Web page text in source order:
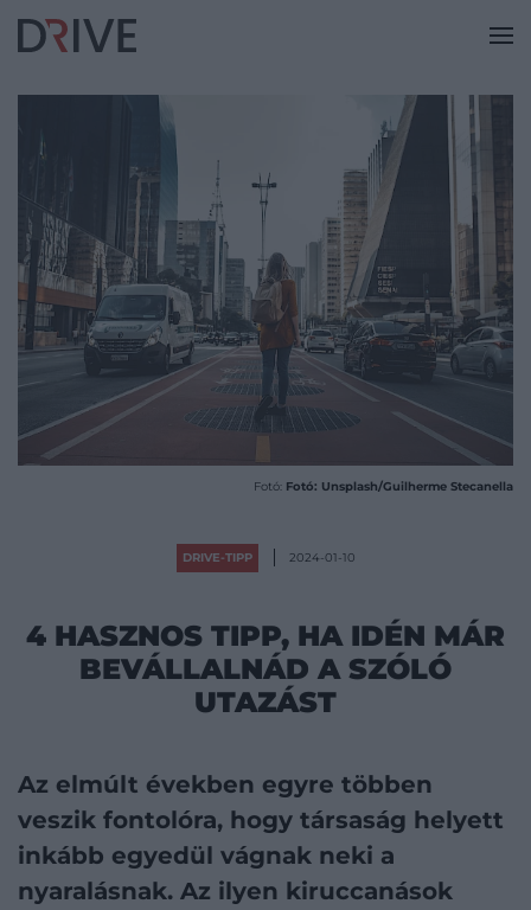
Fotó: Fotó: Unsplash/Guilherme Stecanella
DRIVE-TIPP 2024-01-10
4 HASZNOS TIPP, HA IDÉN MÁR
BEVÁLLALNÁD A SZÓLÓ
UTAZÁST
Az elmúlt években egyre többen
veszik fontolóra, hogy társaság helyett
inkább egyedül vágnak neki a
nyaralásnak. Az ilyen kiruccanások